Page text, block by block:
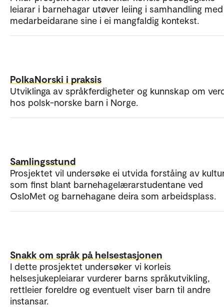
leiarar i barnehagar utøver leiing i samhandling med
medarbeidarane sine i ei mangfaldig kontekst.
PolkaNorski i praksis
Utviklinga av språkferdigheter og kunnskap om
hos polsk-norske barn i Norge.
Samlingsstund
Prosjektet vil undersøke ei utvida forståing av
som finst blant barnehagelærarstudentane ved
OsloMet og barnehagane deira som arbeidsplass.
Snakk om språk på helsestasjonen
I dette prosjektet undersøker vi korleis
helsesjukepleiarar vurderer barns språkutvikling,
rettleier foreldre og eventuelt viser barn til andre
instansar.